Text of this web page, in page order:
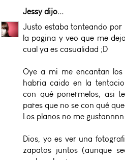
Jessydijo...
Justo estaba tonteando
la pagina y veo que me
cual ya es casualidad ;D
Oye a mi me encantan
habria caido en la
con qué ponermelos, asi
pares que no se con qué
Los planos no me
Dios, yo es ver una
zapatos juntos (aunque